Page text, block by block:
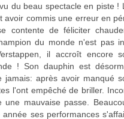
du beau spectacle en piste !
avoir commis une erreur en
contente de féliciter
du monde n'est pas
il accroît encore
! Son dauphin est
jamais: après avoir manqué
l'ont empêché de briller.
une mauvaise passe.
ses performances